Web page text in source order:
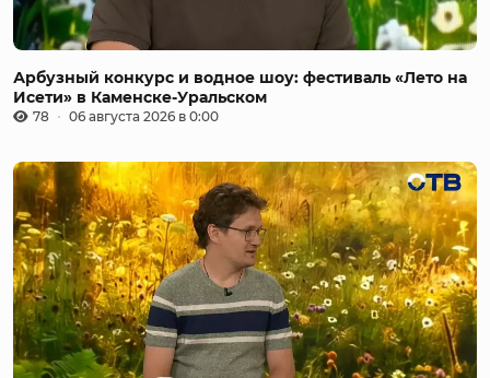
Арбузный конкурс и водное шоу: фестиваль «Лето на
Исети» в Каменске-Уральском
78 06 августа 2026 в 0:00